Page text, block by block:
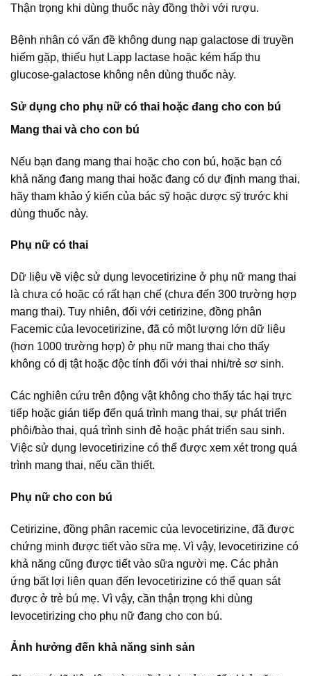
Thận trọng khi dùng thuốc này đồng thời với rượu.
Bệnh nhân có vấn đề không dung nạp galactose di truyền
hiếm gặp, thiếu hụt Lapp lactase hoặc kém hấp thu
glucose-galactose không nên dùng thuốc này.
Sử dụng cho phụ nữ có thai hoặc đang cho con bú
Mang thai và cho con bú
Nếu bạn đang mang thai hoặc cho con bú, hoặc bạn có
khả năng đang mang thai hoặc đang có dự định mang thai,
hãy tham khảo ý kiến của bác sỹ hoặc dược sỹ trước khi
dùng thuốc này.
Phụ nữ có thai
Dữ liệu về việc sử dụng levocetirizine ở phụ nữ mang thai
là chưa có hoặc có rất hạn chế (chưa đến 300 trường hợp
mang thai). Tuy nhiên, đối với cetirizine, đồng phân
Facemic của levocetirizine, đã có một lượng lớn dữ liệu
(hơn 1000 trường hợp) ở phụ nữ mang thai cho thấy
không có dị tật hoặc độc tính đối với thai nhi/trẻ sơ sinh.
Các nghiên cứu trên động vật không cho thấy tác hại trực
tiếp hoặc gián tiếp đến quá trình mang thai, sự phát triển
phôi/bào thai, quá trình sinh đẻ hoặc phát triển sau sinh.
Việc sử dụng levocetirizine có thể được xem xét trong quá
trình mang thai, nếu cần thiết.
Phụ nữ cho con bú
Cetirizine, đồng phân racemic của levocetirizine, đã được
chứng minh được tiết vào sữa mẹ. Vì vậy, levocetirizine có
khả năng cũng được tiết vào sữa người mẹ. Các phản
ứng bất lợi liên quan đến levocetirizine có thể quan sát
được ở trẻ bú mẹ. Vì vậy, cần thận trọng khi dùng
levocetirizing cho phụ nữ đang cho con bú.
Ảnh hưởng đến khả năng sinh sản